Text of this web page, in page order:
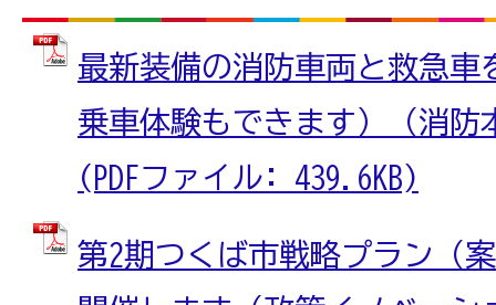
最新装備の消防車両と救急車
乗車体験もできます）（消
(PDFファイル: 439.6KB)
第2期つくば市戦略プラン（